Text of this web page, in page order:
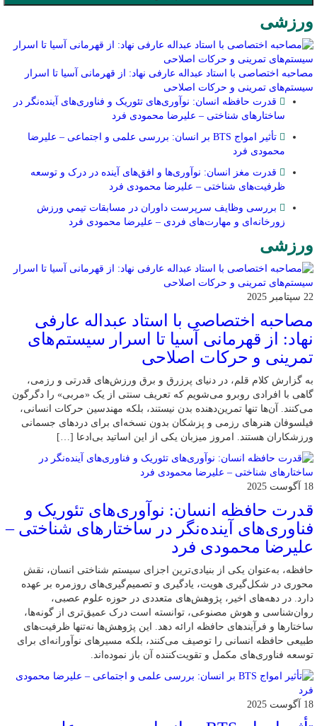
ورزشی
مصاحبه اختصاصی با استاد عبداله عارفی نهاد: از قهرمانی آسیا تا اسرار
سیستم‌های تمرینی و حرکات اصلاحی
قدرت حافظه انسان: نوآوری‌های تئوریک و فناوری‌های آینده‌نگر در
ساختارهای شناختی – علیرضا محمودی فرد
تأثیر امواج BTS بر انسان: بررسی علمی و اجتماعی – علیرضا
محمودی فرد
قدرت مغز انسان: نوآوری‌ها و افق‌های آینده در درک و توسعه
ظرفیت‌های شناختی – علیرضا محمودی فرد
بررسی وظايف سرپرست داوران در مسابقات تیمي ورزش
زورخانه‌ای و مهارت‌های فردی – علیرضا محمودی فرد
ورزشی
22 سپتامبر 2025
مصاحبه اختصاصی با استاد عبداله عارفی
نهاد: از قهرمانی آسیا تا اسرار سیستم‌های
تمرینی و حرکات اصلاحی
به گزارش کلام قلم، در دنیای پرزرق و برق ورزش‌های قدرتی و رزمی،
گاهی با افرادی روبرو می‌شویم که تعریف سنتی از یک «مربی» را دگرگون
می‌کنند. آن‌ها تنها تمرین‌دهنده بدن نیستند، بلکه مهندسین حرکات انسانی،
فیلسوفان هنرهای رزمی و پزشکان بدون نسخه‌ای برای دردهای جسمانی
ورزشکاران هستند. امروز میزبان یکی از این اساتید بی‌ادعا […]
18 آگوست 2025
قدرت حافظه انسان: نوآوری‌های تئوریک و
فناوری‌های آینده‌نگر در ساختارهای شناختی –
علیرضا محمودی فرد
حافظه، به‌عنوان یکی از بنیادی‌ترین اجزای سیستم شناختی انسان، نقش
محوری در شکل‌گیری هویت، یادگیری و تصمیم‌گیری‌های روزمره بر عهده
دارد. در دهه‌های اخیر، پژوهش‌های متعددی در حوزه علوم عصبی،
روان‌شناسی و هوش مصنوعی، توانسته‌ است درک عمیق‌تری از گونه‌ها،
ساختارها و فرآیندهای حافظه ارائه دهد. این پژوهش‌ها نه‌تنها ظرفیت‌های
طبیعی حافظه انسانی را توصیف می‌کنند، بلکه مسیرهای نوآورانه‌ای برای
توسعه فناوری‌های مکمل و تقویت‌کننده آن باز نموده‌اند.
18 آگوست 2025